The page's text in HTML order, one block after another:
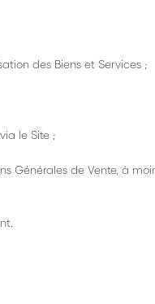
des Biens et Services ;
le Site ;
Générales de Vente, à